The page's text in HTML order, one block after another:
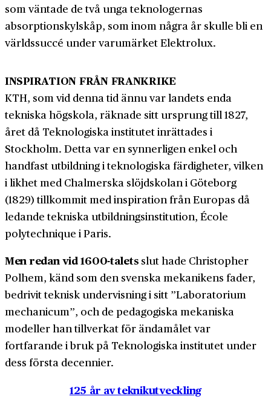
som väntade de två unga teknologernas
absorptions­kylskåp, som inom några år skulle bli en
världs­succé under varumärket Elektrolux.
INSPIRATION FRÅN FRANKRIKE
KTH, som vid denna tid ännu var landets enda
tekniska högskola, räknade sitt ursprung till 1827,
året då Teknologiska institutet inrättades i
Stockholm. Detta var en synnerligen enkel och
handfast utbildning i teknologiska färdigheter, vilken
i likhet med Chalmerska slöjdskolan i Göteborg
(1829) tillkommit med inspiration från Europas då
ledande tekniska utbildnings­institution, École
polytechnique i Paris.
Men redan vid 1600-talets slut hade Christopher
Polhem, känd som den svenska mekanikens fader,
bedrivit teknisk undervisning i sitt ”Laboratorium
mechanicum”, och de pedagogiska mekaniska
modeller han tillverkat för ändamålet var
fortfarande i bruk på Teknologiska institutet under
dess första decennier.
125 år av teknikutveckling